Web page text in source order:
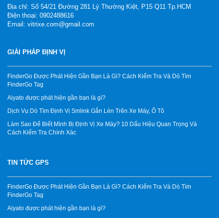
Địa chỉ: Số 54/21 Đường 281 Lý Thường Kiệt, P15 Q11 Tp.HCM
Điện thoại: 0902488616
Email: vitrixe.com@gmail.com
GIẢI PHÁP ĐỊNH VỊ
FinderGo Được Phát Hiện Gần Bạn Là Gì? Cách Kiểm Tra Và Dò Tìm
FinderGo Tag
Aiyato được phát hiện gần bạn là gì?
Dịch Vụ Dò Tìm Định Vị Smlink Gắn Lén Trên Xe Máy, Ô Tô
Làm Sao Để Biết Mình Bị Định Vị Xe Máy? 10 Dấu Hiệu Quan Trọng Và
Cách Kiểm Tra Chính Xác
TIN TỨC GPS
FinderGo Được Phát Hiện Gần Bạn Là Gì? Cách Kiểm Tra Và Dò Tìm
FinderGo Tag
Aiyato được phát hiện gần bạn là gì?